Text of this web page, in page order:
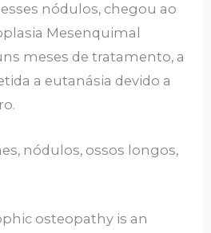
nódulos, chegou ao
Mesenquimal
meses de tratamento, a
a eutanásia devido a
nódulos, ossos longos,
osteopathy is an